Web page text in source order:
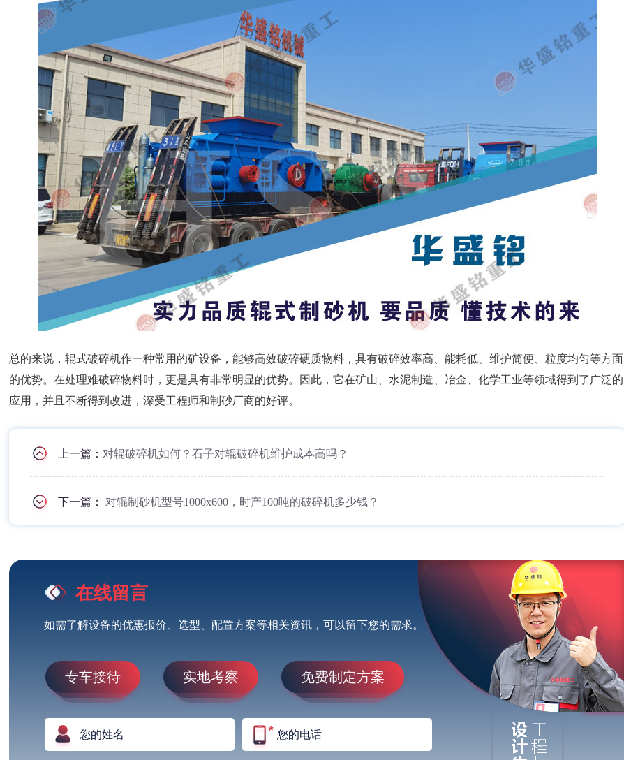
总的来说，辊式破碎机作一种常用的矿设备，能够高效破碎硬质物料，具有破碎效率高、能耗低、维护简便、粒度均匀等方面
的优势。在处理难破碎物料时，更是具有非常明显的优势。因此，它在矿山、水泥制造、冶金、化学工业等领域得到了广泛的
应用，并且不断得到改进，深受工程师和制砂厂商的好评。
上一篇： 对辊破碎机如何？石子对辊破碎机维护成本高吗？
下一篇： 对辊制砂机型号1000x600，时产100吨的破碎机多少钱？
在线留言
如需了解设备的优惠报价、选型、配置方案等相关资讯，可以留下您的需求。
专车接待 实地考察 免费制定方案